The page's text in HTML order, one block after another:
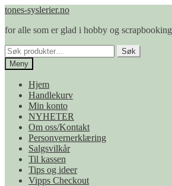
Hopp
navigasjon
Hopp
innhold
tones-syslerier.no
for alle som er glad i hobby og scrapbooking
Søk
etter:
Søk
Meny
Hjem
Handlekurv
Min konto
NYHETER
Om oss/Kontakt
Personvernerklæring
Salgsvilkår
Til kassen
Tips og ideer
Vipps Checkout